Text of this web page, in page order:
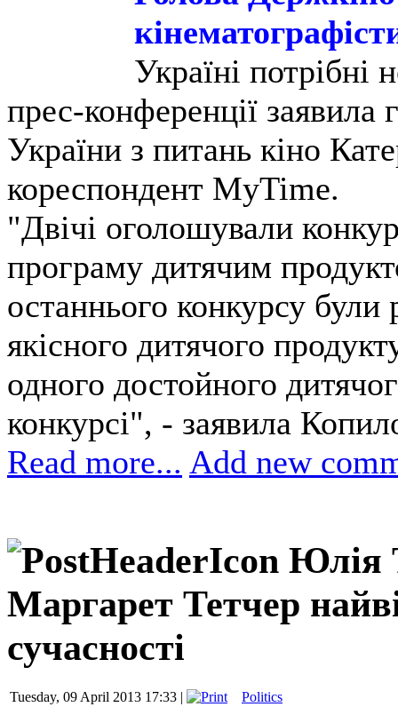
Україні потрібні
прес-конференції заявила
України з питань кіно
кореспондент MyTime.
"Двічі оголошували
програму дитячим
останнього конкурсу були
якісного дитячого
одного достойного
конкурсі", - заявила
Read more... Add new
Юлія
Маргарет Тетчер
сучасності
Tuesday, 09 April 2013 17:33 | Politics